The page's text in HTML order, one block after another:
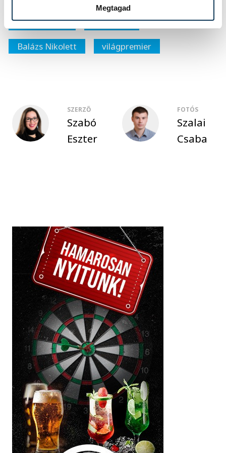
Megtagad
Oravecz Edit
Bestseller
Balázs Nikolett
világpremier
SZERZŐ
Szabó
Eszter
FOTÓS
Szalai
Csaba